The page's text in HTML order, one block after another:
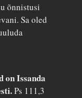
õnnistusi
Sa oled
on Issanda
Ps 111,3